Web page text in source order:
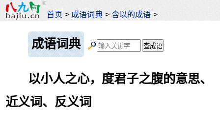
首页 > 成语词典 >含以的成语 >
成语词典
以小人之心，度君子之腹的意思、
近义词、反义词